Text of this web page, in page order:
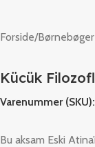
Forside/Børnebøger
Kücük
Varenummer (SKU):
Bu aksam Eski